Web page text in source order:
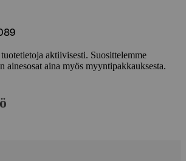
aktiivisesti. Suosittelemme
ainesosat aina myös myyntipakkauksesta.